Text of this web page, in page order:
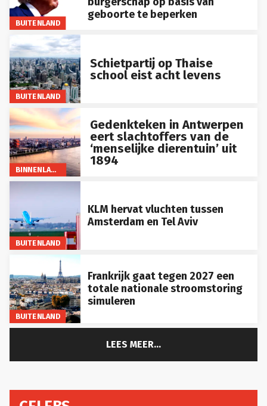
BUITENLAND
geboorte te beperken
BUITENLAND
Schietpartij op Thaise
school eist acht levens
BINNENLAND
Gedenkteken in Antwerpen
eert slachtoffers van de
‘menselijke dierentuin’ uit
1894
BUITENLAND
KLM hervat vluchten tussen
Amsterdam en Tel Aviv
BUITENLAND
Frankrijk gaat tegen 2027 een
totale nationale stroomstoring
simuleren
LEES MEER...